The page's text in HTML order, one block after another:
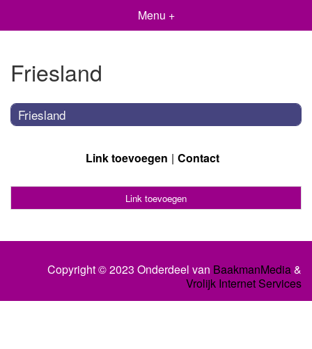
Menu +
Friesland
Friesland
Link toevoegen Contact
Link toevoegen
Copyright © 2023 Onderdeel van BaakmanMedia&
Vrolijk Internet Services